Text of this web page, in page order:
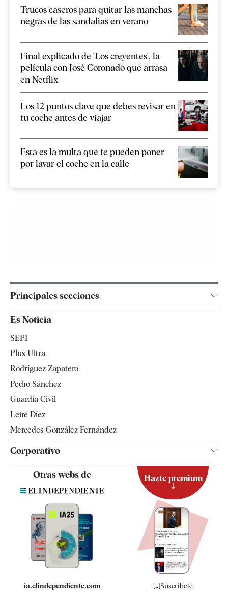
Trucos caseros para quitar las manchas
negras de las sandalias en verano
Final explicado de 'Los creyentes', la
película con José Coronado que arrasa
en Netflix
Los 12 puntos clave que debes revisar en
tu coche antes de viajar
Esta es la multa que te pueden poner
por lavar el coche en la calle
Principales secciones
España
Televisión
Es Noticia
SEPI
Plus Ultra
Rodríguez Zapatero
Pedro Sánchez
Guardia Civil
Leire Díez
Mercedes González Fernández
Corporativo
Contacto
Quiénes somos
Especificaciones
Otras webs de
ia.elindependiente.com
Hazte premium
Suscríbete